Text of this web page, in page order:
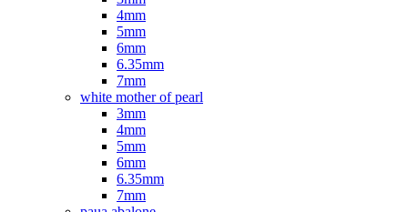
4mm
5mm
6mm
6.35mm
7mm
white mother of pearl
3mm
4mm
5mm
6mm
6.35mm
7mm